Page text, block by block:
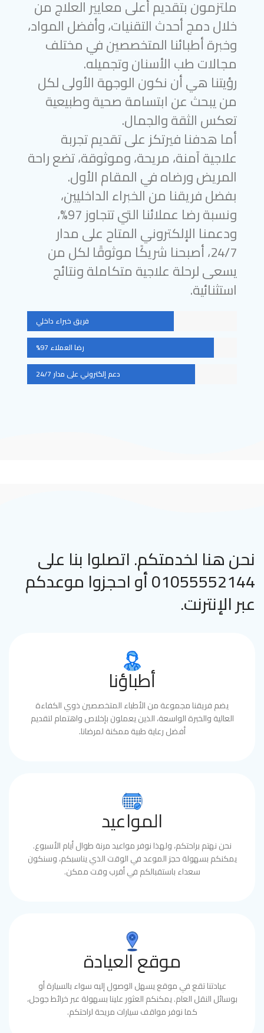
ملتزمون بتقديم أعلى معايير العلاج من
خلال دمج أحدث التقنيات، وأفضل المواد،
وخبرة أطبائنا المتخصصين في مختلف
مجالات طب الأسنان وتجميله.
رؤيتنا هي أن نكون الوجهة الأولى لكل
من يبحث عن ابتسامة صحية وطبيعية
تعكس الثقة والجمال.
أما هدفنا فيرتكز على تقديم تجربة
علاجية آمنة، مريحة، وموثوقة، تضع راحة
المريض ورضاه في المقام الأول.
بفضل فريقنا من الخبراء الداخليين،
ونسبة رضا عملائنا التي تتجاوز 97%،
ودعمنا الإلكتروني المتاح على مدار
24/7، أصبحنا شريكًا موثوقًا لكل من
يسعى لرحلة علاجية متكاملة ونتائج
استثنائية.
فريق خبراء داخلي
رضا العملاء 97%
دعم إلكتروني على مدار 24/7
نحن هنا لخدمتكم. اتصلوا بنا على
01055552144 أو احجزوا موعدكم
عبر الإنترنت.
أطباؤنا
يضم فريقنا مجموعة من الأطباء المتخصصين ذوي الكفاءة
العالية والخبرة الواسعة، الذين يعملون بإخلاص واهتمام لتقديم
أفضل رعاية طبية ممكنة لمرضانا.
المواعيد
نحن نهتم براحتكم، ولهذا نوفر مواعيد مرنة طوال أيام الأسبوع.
يمكنكم بسهولة حجز الموعد في الوقت الذي يناسبكم، وسنكون
سعداء باستقبالكم في أقرب وقت ممكن.
موقع العيادة
عيادتنا تقع في موقع يسهل الوصول إليه سواء بالسيارة أو
بوسائل النقل العام. يمكنكم العثور علينا بسهولة عبر خرائط جوجل،
كما نوفر مواقف سيارات مريحة لراحتكم.